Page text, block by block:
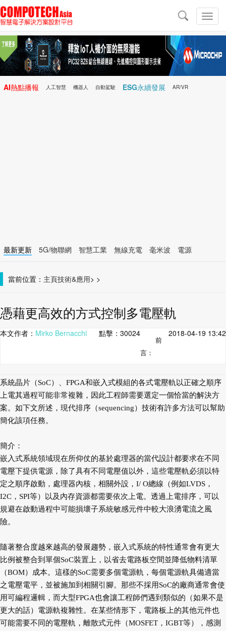
切
換
導
導
航
AI熱點播報 人工智慧 機器人 自動駕駛 ESG永續發展 AR/VR
最新更新 5G/物聯網 智慧工業 無線充電 毫米波
電源
當前位置： 主頁 >
技術&應用 >
憑藉更高效的方式控制多電壓軌
本文作者： Mirko Bernacchi 點擊： 30024 2018-04-19 13:42
前
言：
系統晶片（SoC）、FPGA和嵌入式模組的各式電壓軌以正確之順序
上電其過程可能非常複雜，因此工程師需要選定一個恰當的解決方
案。如下文所述，現代排序（sequencing）技術有許多方法可以幫助
簡化該項任務。
簡介：
嵌入式系統領域現在所仰仗的基於處理器的當代設計都要求在不同
電壓下提供電源，除了具有不同電壓值以外，這些電壓軌必須以特
定之順序啟動，處理器內核，相關外設，I/ O總線（例如LVDS，
I2C，SPI等）以及內存資源都需要依次上電。透過上電排序，可以
規避在啟動過程中可能損壞子系統敏感元件中較大浪湧電流之風
險。
隨著整合度越來越高的發展趨勢，嵌入式系統的特性通常會有更大
比例被整合到單個SoC裝置上，以省去電路板空間並降低物料清單
（BOM）成本。這樣的SoC需要多個電源軌，每個電源軌具備適當
之電壓電平，並被施加到相關引腳。那些不採用SoC的廠商通常會使
用可編程邏輯，而大型FPGA也會讓工程師們遇到類似的（如果不是
更大的話）電源軌複雜性。在某些情形下，電路板上的其他元件也
可能需要不同的電壓軌，離散式元件（MOSFET，IGBT等），感測